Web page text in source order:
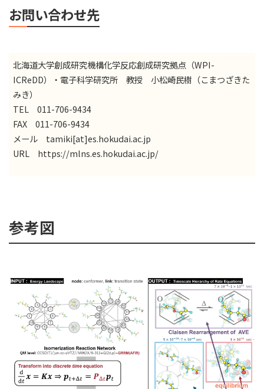
お問い合わせ先
北海道大学創成研究機構化学反応創成研究拠点（WPI-
ICReDD）・電子科学研究所 教授 小松崎民樹（こまつざきた
みき）
TEL 011-706-9434
FAX 011-706-9434
メール tamiki[at]es.hokudai.ac.jp
URL https://mlns.es.hokudai.ac.jp/
参考図